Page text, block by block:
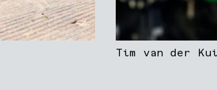
Tim van der